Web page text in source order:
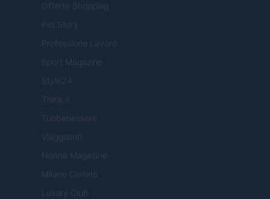
Offerte Shopping
Pet Story
Professione Lavoro
Sport Magazine
Style24
Think.it
Tuobenessere
Viaggiamo
Nonne Magazine
Milano Cortina
Luxury Club